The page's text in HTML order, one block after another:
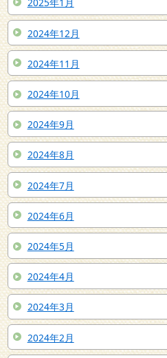
2025年1月
2024年12月
2024年11月
2024年10月
2024年9月
2024年8月
2024年7月
2024年6月
2024年5月
2024年4月
2024年3月
2024年2月